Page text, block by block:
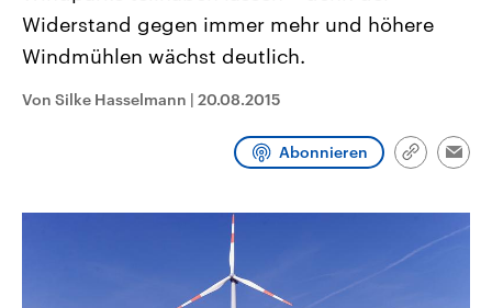
Landtag. Seit 2021 wird das
Bundesland von einer Koalition aus
CDU, SPD und FDP regiert.-
Umfragen, Prognosen,
und Hintergründe zu den Parteien
und Kandidaten der anstehenden
den mächtigsten Ländern
mit großem Einfluss auf
Sendungen Programm Podcasts
Widerstand gegen immer mehr und höhere
Windmühlen wächst deutlich.
Von Silke Hasselmann | 20.08.2015
Abonnieren
Link